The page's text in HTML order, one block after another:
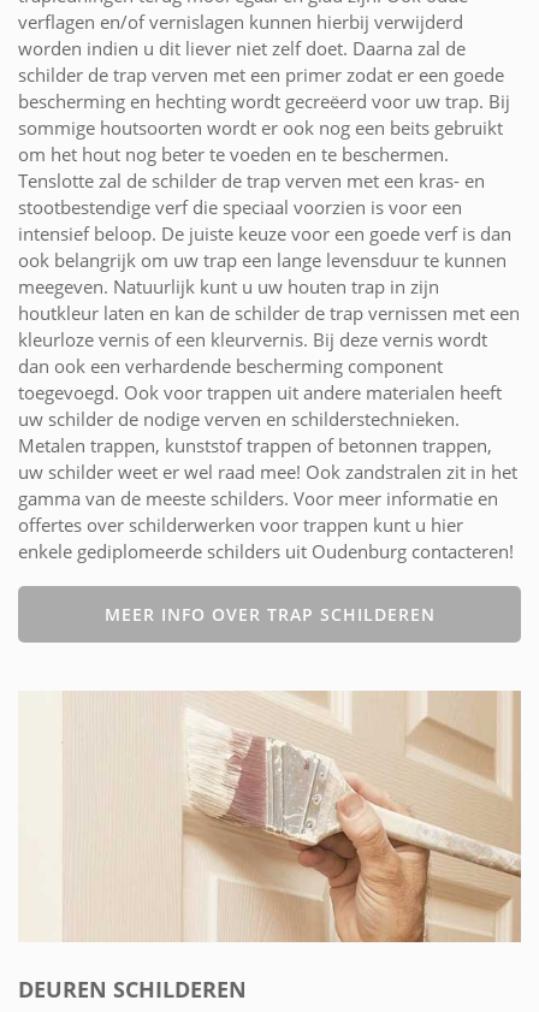
verflagen en/of vernislagen kunnen hierbij verwijderd
worden indien u dit liever niet zelf doet. Daarna zal de
schilder de trap verven met een primer zodat er een goede
bescherming en hechting wordt gecreëerd voor uw trap. Bij
sommige houtsoorten wordt er ook nog een beits gebruikt
om het hout nog beter te voeden en te beschermen.
Tenslotte zal de schilder de trap verven met een kras- en
stootbestendige verf die speciaal voorzien is voor een
intensief beloop. De juiste keuze voor een goede verf is dan
ook belangrijk om uw trap een lange levensduur te kunnen
meegeven. Natuurlijk kunt u uw houten trap in zijn
houtkleur laten en kan de schilder de trap vernissen met een
kleurloze vernis of een kleurvernis. Bij deze vernis wordt
dan ook een verhardende bescherming component
toegevoegd. Ook voor trappen uit andere materialen heeft
uw schilder de nodige verven en schilderstechnieken.
Metalen trappen, kunststof trappen of betonnen trappen,
uw schilder weet er wel raad mee! Ook zandstralen zit in het
gamma van de meeste schilders. Voor meer informatie en
offertes over schilderwerken voor trappen kunt u hier
enkele gediplomeerde schilders uit Oudenburg contacteren!
MEER INFO OVER TRAP SCHILDEREN
DEUREN SCHILDEREN